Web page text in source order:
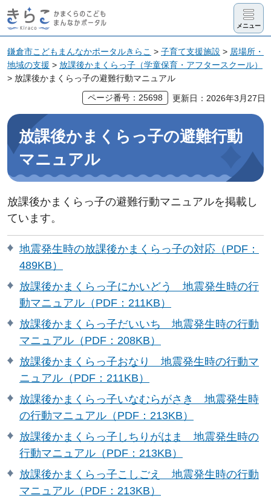
きらこ かま
くらのこど
も まんなか
ポータル
メニュー
鎌倉市こどもまんなかポータルきらこ > 子育て支援施設 > 居場所・
地域の支援 > 放課後かまくらっ子（学童保育・アフタースクール）
> 放課後かまくらっ子の避難行動マニュアル
ページ番号：25698
更新日：2026年3月27日
放課後かまくらっ子の避難行動
マニュアル
放課後かまくらっ子の避難行動マニュアルを掲載し
ています。
地震発生時の放課後かまくらっ子の対応（PDF：
489KB）
放課後かまくらっ子にかいどう 地震発生時の行
動マニュアル（PDF：211KB）
放課後かまくらっ子だいいち 地震発生時の行動
マニュアル（PDF：208KB）
放課後かまくらっ子おなり 地震発生時の行動マ
ニュアル（PDF：211KB）
放課後かまくらっ子いなむらがさき 地震発生時
の行動マニュアル（PDF：213KB）
放課後かまくらっ子しちりがはま 地震発生時の
行動マニュアル（PDF：213KB）
放課後かまくらっ子こしごえ 地震発生時の行動
マニュアル（PDF：213KB）